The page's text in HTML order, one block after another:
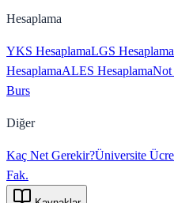
Hesaplama
YKS HesaplamaLGS Hesaplama
HesaplamaALES HesaplamaNot
Burs
Diğer
Kaç Net Gerekir?Üniversite
Fak.